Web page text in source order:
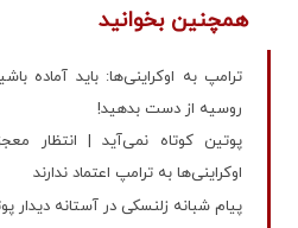
همچنین بخوانید
ترامپ به اوکراینی‌ها: باید آماده
روسیه از دست بدهید!
پوتین کوتاه نمی‌آید | انتظار
اوکراینی‌ها به ترامپ اعتماد ندارند
پیام شبانه زلنسکی در آستانه دیدار